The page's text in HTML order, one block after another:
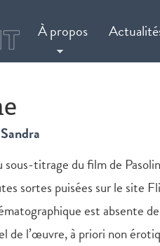
À propos
sous-titrage du film de
sortes puisées sur le site
est absente
de l’œuvre, à priori non